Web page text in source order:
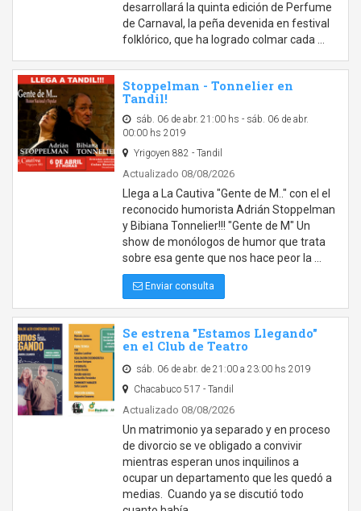
desarrollará la quinta edición de Perfume
de Carnaval, la peña devenida en festival
folklórico, que ha logrado colmar cada …
Stoppelman - Tonnelier en
Tandil!
sáb. 06 de abr. 21:00 hs - sáb. 06 de abr.
00:00 hs 2019
Yrigoyen 882 - Tandil
Actualizado 08/08/2026
Llega a La Cautiva "Gente de M.." con el el
reconocido humorista Adrián Stoppelman
y Bibiana Tonnelier!!! "Gente de M" Un
show de monólogos de humor que trata
sobre esa gente que nos hace peor la …
Enviar consulta
Se estrena "Estamos Llegando"
en el Club de Teatro
sáb. 06 de abr. de 21:00 a 23:00 hs 2019
Chacabuco 517 - Tandil
Actualizado 08/08/2026
Un matrimonio ya separado y en proceso
de divorcio se ve obligado a convivir
mientras esperan unos inquilinos a
ocupar un departamento que les quedó a
medias. Cuando ya se discutió todo